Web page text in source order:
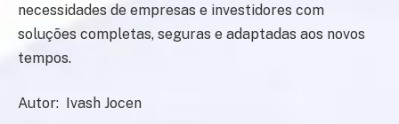
necessidades de empresas e investidores com
soluções completas, seguras e adaptadas aos novos
tempos.
Autor: Ivash Jocen